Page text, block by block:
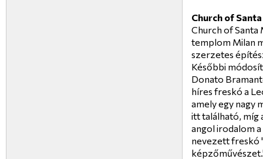
Church of
Church of Santa
templom Milan
szerzetes
Későbbi
Donato
híres freskó a
amely egy nagy
itt található, míg
angol irodalom
nevezett freskó